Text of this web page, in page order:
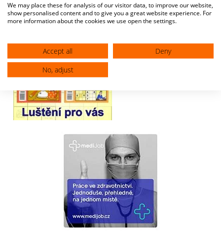
We may place these for analysis of our visitor data, to improve our website,
show personalised content and to give you a great website experience. For
more information about the cookies we use open the settings.
Accept all
Deny
No, adjust